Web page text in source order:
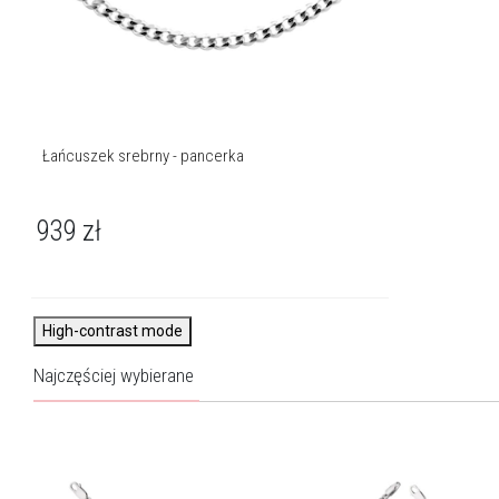
Łańcuszek srebrny - pancerka
939 zł
High-contrast mode
Najczęściej wybierane